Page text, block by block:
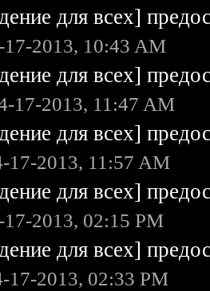
для всех]
17-2013, 10:43 AM
для всех]
17-2013, 11:47 AM
для всех]
17-2013, 11:57 AM
для всех]
17-2013, 02:15 PM
для всех]
17-2013, 02:33 PM